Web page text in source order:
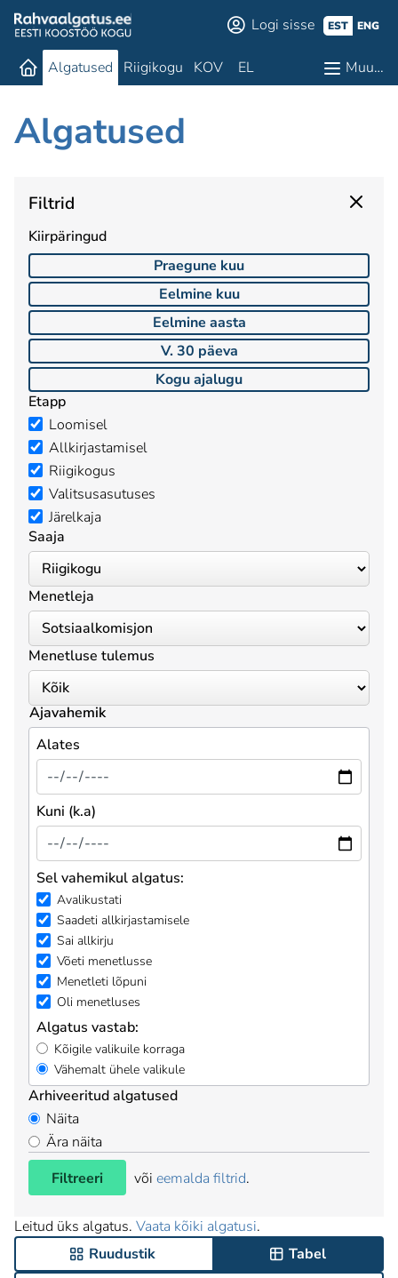
Logi sisse EST ENG
Algatused Riigikogu KOV EL Muu…
Algatused
Filtrid
Kiirpäringud
Praegune kuu
Eelmine kuu
Eelmine aasta
V. 30 päeva
Kogu ajalugu
Etapp
Loomisel
Allkirjastamisel
Riigikogus
Valitsusasutuses
Järelkaja
Saaja
Menetleja
Menetluse tulemus
Ajavahemik
Alates
Kuni (k.a)
Sel vahemikul algatus:
Avalikustati
Saadeti allkirjastamisele
Sai allkirju
Võeti menetlusse
Menetleti lõpuni
Oli menetluses
Algatus vastab:
Kõigile valikuile korraga
Vähemalt ühele valikule
Arhiveeritud algatused
Näita
Ära näita
Filtreeri
või eemalda filtrid.
Leitud üks algatus. Vaata kõiki algatusi.
Ruudustik
Tabel